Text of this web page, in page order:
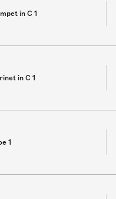
in C 1
in C 1
1